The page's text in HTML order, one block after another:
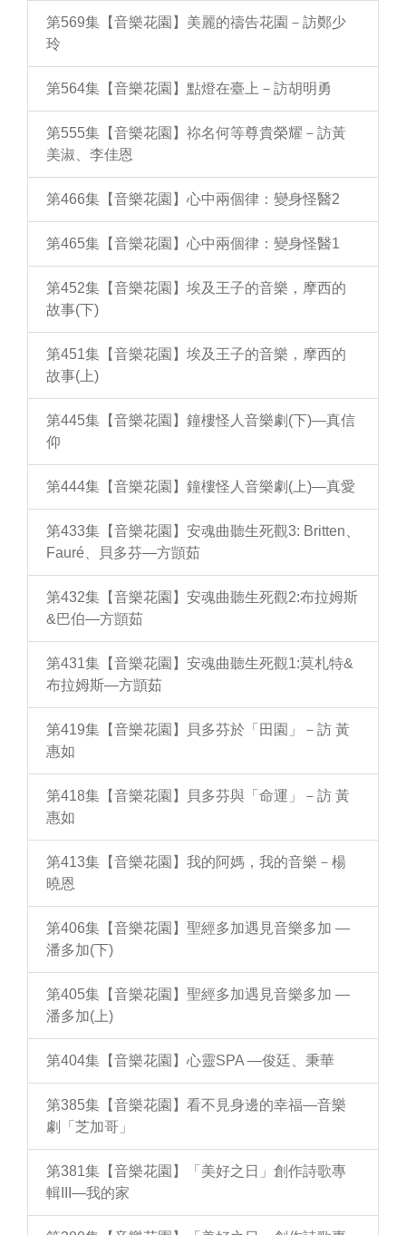
第569集【音樂花園】美麗的禱告花園－訪鄭少
玲
第564集【音樂花園】點燈在臺上－訪胡明勇
第555集【音樂花園】祢名何等尊貴榮耀－訪黃
美淑、李佳恩
第466集【音樂花園】心中兩個律：變身怪醫2
第465集【音樂花園】心中兩個律：變身怪醫1
第452集【音樂花園】埃及王子的音樂，摩西的
故事(下)
第451集【音樂花園】埃及王子的音樂，摩西的
故事(上)
第445集【音樂花園】鐘樓怪人音樂劇(下)—真信
仰
第444集【音樂花園】鐘樓怪人音樂劇(上)—真愛
第433集【音樂花園】安魂曲聽生死觀3: Britten、
Fauré、貝多芬—方顗茹
第432集【音樂花園】安魂曲聽生死觀2:布拉姆斯
&巴伯—方顗茹
第431集【音樂花園】安魂曲聽生死觀1:莫札特&
布拉姆斯—方顗茹
第419集【音樂花園】貝多芬於「田園」－訪 黃
惠如
第418集【音樂花園】貝多芬與「命運」－訪 黃
惠如
第413集【音樂花園】我的阿媽，我的音樂－楊
曉恩
第406集【音樂花園】聖經多加遇見音樂多加 —
潘多加(下)
第405集【音樂花園】聖經多加遇見音樂多加 —
潘多加(上)
第404集【音樂花園】心靈SPA —俊廷、秉華
第385集【音樂花園】看不見身邊的幸福—音樂
劇「芝加哥」
第381集【音樂花園】「美好之日」創作詩歌專
輯III—我的家